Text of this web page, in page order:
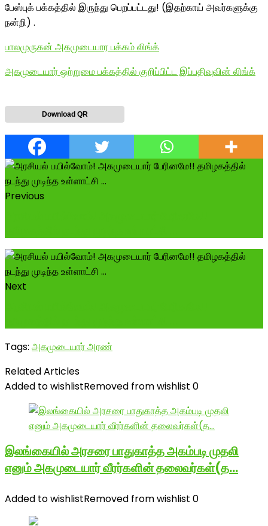
பேஸ்புக் பக்கத்தில் இருந்து பெறப்பட்டது! (இதற்காய் அவர்களுக்கு
நன்றி) .
பாலமுருகன் அகமுடையார பக்கம் லிங்க்
அகமுடையார் ஒற்றுமை பக்கத்தில் குறிப்பிட்ட இப்பதிவுவின் லிங்க்
Download QR
Previous
Next
Tags: அகமுடையார் அரண்
Related Articles
Added to wishlistRemoved from wishlist 0
இலங்கையில் அரசரை பாதுகாத்த அகம்படி முதலி
எனும் அகமுடையார் வீரர்களின் தலைவர்கள்(த…
Added to wishlistRemoved from wishlist 0